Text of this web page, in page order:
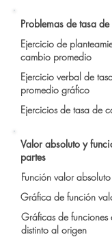
Problemas de tasa
Ejercicio de
cambio promedio
Ejercicio verbal de
promedio gráfico
Ejercicios de tasa de
Valor absoluto y
partes
Función valor absoluto
Gráfica de función
Gráficas de
distinto al origen